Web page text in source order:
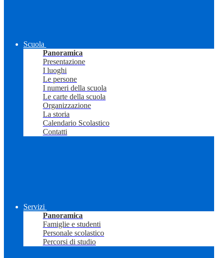
Scuola
Panoramica
Presentazione
I luoghi
Le persone
I numeri della scuola
Le carte della scuola
Organizzazione
La storia
Calendario Scolastico
Contatti
Servizi
Panoramica
Famiglie e studenti
Personale scolastico
Percorsi di studio